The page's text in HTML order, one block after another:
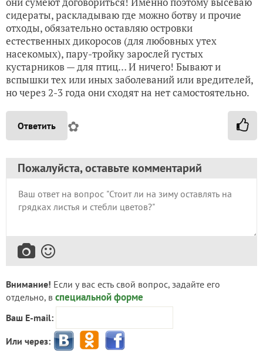
сидераты, раскладываю где можно ботву и прочие
отходы, обязательно оставляю островки
естественных дикоросов (для любовных утех
насекомых), пару-тройку зарослей густых
кустарников — для птиц… И ничего! Бывают и
вспышки тех или иных заболеваний или вредителей,
но через 2-3 года они сходят на нет самостоятельно.
Ответить ✿
Пожалуйста, оставьте комментарий
Внимание! Если у вас есть свой вопрос, задайте его
отдельно, в специальной форме
Ваш E-mail:
Или через: